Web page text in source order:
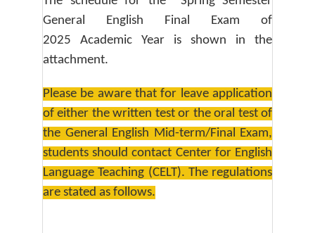
General English Final Exam of
2025 Academic Year is shown in the
attachment.
Please be aware that for leave application
of either the written test or the oral test of
the General English Mid-term/Final Exam,
students should contact Center for English
Language Teaching (CELT). The regulations
are stated as follows.